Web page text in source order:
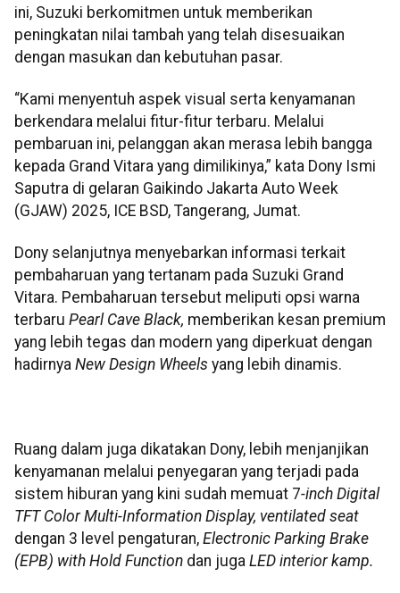
ini, Suzuki berkomitmen untuk memberikan
peningkatan nilai tambah yang telah disesuaikan
dengan masukan dan kebutuhan pasar.
“Kami menyentuh aspek visual serta kenyamanan
berkendara melalui fitur-fitur terbaru. Melalui
pembaruan ini, pelanggan akan merasa lebih bangga
kepada Grand Vitara yang dimilikinya,” kata Dony Ismi
Saputra di gelaran Gaikindo Jakarta Auto Week
(GJAW) 2025, ICE BSD, Tangerang, Jumat.
Dony selanjutnya menyebarkan informasi terkait
pembaharuan yang tertanam pada Suzuki Grand
Vitara. Pembaharuan tersebut meliputi opsi warna
terbaru Pearl Cave Black, memberikan kesan premium
yang lebih tegas dan modern yang diperkuat dengan
hadirnya New Design Wheels yang lebih dinamis.
Ruang dalam juga dikatakan Dony, lebih menjanjikan
kenyamanan melalui penyegaran yang terjadi pada
sistem hiburan yang kini sudah memuat 7-inch Digital
TFT Color Multi-Information Display, ventilated seat
dengan 3 level pengaturan, Electronic Parking Brake
(EPB) with Hold Function dan juga LED interior kamp.